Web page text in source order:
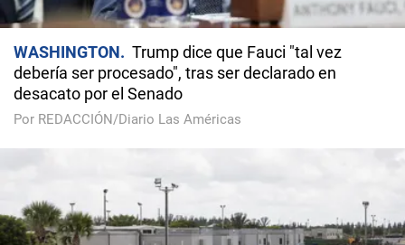
WASHINGTON
Trump dice que Fauci "tal vez
debería ser procesado", tras ser declarado en
desacato por el Senado
Por REDACCIÓN/Diario Las Américas